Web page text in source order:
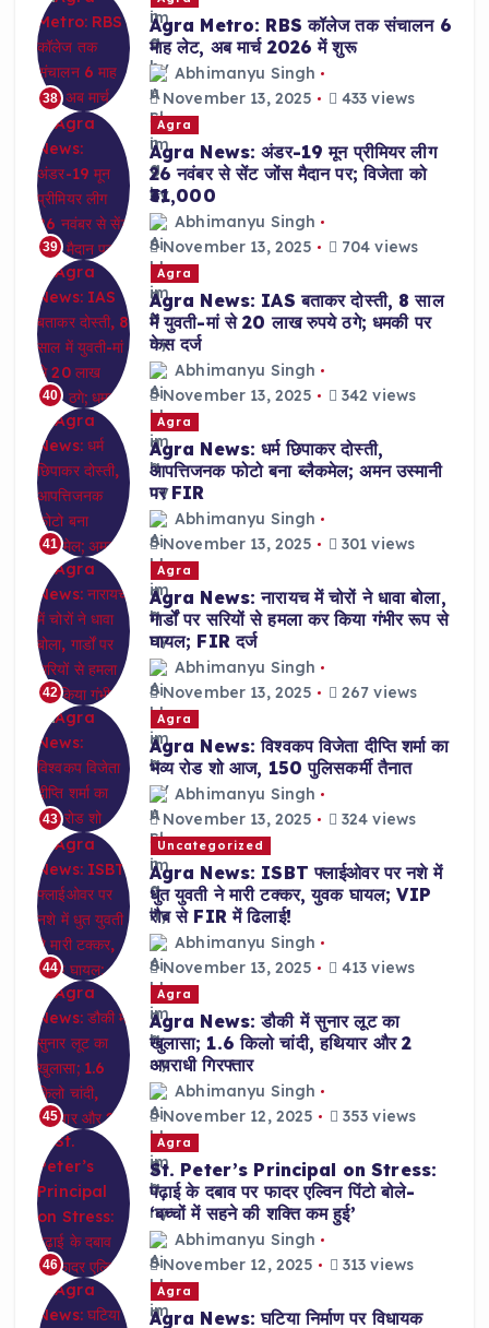
38
Agra Metro: RBS कॉलेज तक संचालन 6
माह लेट, अब मार्च 2026 में शुरू
Abhimanyu Singh
November 13, 2025
433 views
39
Agra
Agra News: अंडर-19 मून प्रीमियर लीग
26 नवंबर से सेंट जोंस मैदान पर; विजेता को
₹31,000
Abhimanyu Singh
November 13, 2025
704 views
40
Agra
Agra News: IAS बताकर दोस्ती, 8 साल
में युवती-मां से 20 लाख रुपये ठगे; धमकी पर
केस दर्ज
Abhimanyu Singh
November 13, 2025
342 views
41
Agra
Agra News: धर्म छिपाकर दोस्ती,
आपत्तिजनक फोटो बना ब्लैकमेल; अमन उस्मानी
पर FIR
Abhimanyu Singh
November 13, 2025
301 views
42
Agra
Agra News: नारायच में चोरों ने धावा बोला,
गार्डों पर सरियों से हमला कर किया गंभीर रूप से
घायल; FIR दर्ज
Abhimanyu Singh
November 13, 2025
267 views
43
Agra
Agra News: विश्वकप विजेता दीप्ति शर्मा का
भव्य रोड शो आज, 150 पुलिसकर्मी तैनात
Abhimanyu Singh
November 13, 2025
324 views
44
Uncategorized
Agra News: ISBT फ्लाईओवर पर नशे में
धुत युवती ने मारी टक्कर, युवक घायल; VIP
रौब से FIR में ढिलाई!
Abhimanyu Singh
November 13, 2025
413 views
45
Agra
Agra News: डौकी में सुनार लूट का
खुलासा; 1.6 किलो चांदी, हथियार और 2
अपराधी गिरफ्तार
Abhimanyu Singh
November 12, 2025
353 views
46
Agra
St. Peter’s Principal on Stress:
पढ़ाई के दबाव पर फादर एल्विन पिंटो बोले-
‘बच्चों में सहने की शक्ति कम हुई’
Abhimanyu Singh
November 12, 2025
313 views
Agra
Agra News: घटिया निर्माण पर विधायक